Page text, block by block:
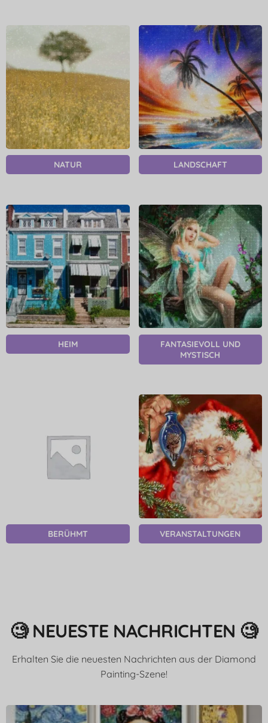
NATUR LANDSCHAFT
HEIM
FANTASIEVOLL UND
MYSTISCH
BERÜHMT VERANSTALTUNGEN
🧐 NEUESTE NACHRICHTEN 🧐
Erhalten Sie die neuesten Nachrichten aus der Diamond
Painting-Szene!